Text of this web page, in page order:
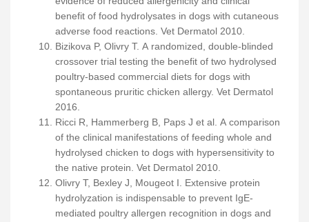
benefit of food hydrolysates in dogs with cutaneous
adverse food reactions. Vet Dermatol 2010.
Bizikova P, Olivry T. A randomized, double-blinded
crossover trial testing the benefit of two hydrolysed
poultry-based commercial diets for dogs with
spontaneous pruritic chicken allergy. Vet Dermatol
2016.
Ricci R, Hammerberg B, Paps J et al. A comparison
of the clinical manifestations of feeding whole and
hydrolysed chicken to dogs with hypersensitivity to
the native protein. Vet Dermatol 2010.
Olivry T, Bexley J, Mougeot I. Extensive protein
hydrolyzation is indispensable to prevent IgE-
mediated poultry allergen recognition in dogs and